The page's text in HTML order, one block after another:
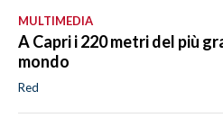
MULTIMEDIA
A Capri i 220 metri del più
mondo
Red